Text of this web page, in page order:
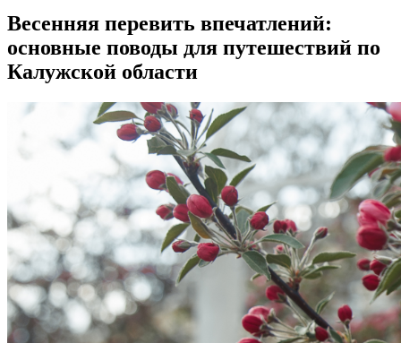
Весенняя перевить впечатлений:
основные поводы для путешествий по
Калужской области